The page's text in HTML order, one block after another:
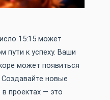
15:15 может
пути к успеху. Ваши
может появиться
новые
в проектах — это